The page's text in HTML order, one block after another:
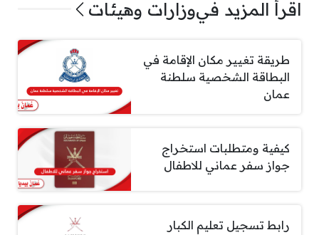
اقرأ المزيد فيوزارات وهيئات
طريقة تغيير مكان الإقامة في
البطاقة الشخصية سلطنة
عمان
كيفية ومتطلبات استخراج
جواز سفر عماني للاطفال
رابط تسجيل تعليم الكبار